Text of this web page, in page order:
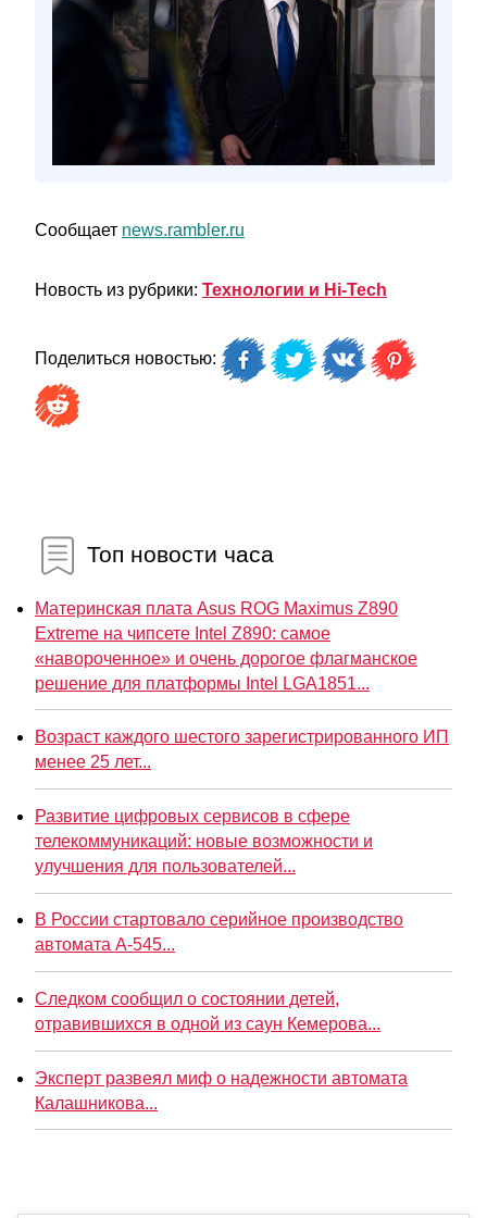
Сообщает news.rambler.ru
Новость из рубрики: Технологии и Hi-Tech
Поделиться новостью:
Топ новости часа
Материнская плата Asus ROG Maximus Z890
Extreme на чипсете Intel Z890: самое
«навороченное» и очень дорогое флагманское
решение для платформы Intel LGA1851...
Возраст каждого шестого зарегистрированного ИП
менее 25 лет...
Развитие цифровых сервисов в сфере
телекоммуникаций: новые возможности и
улучшения для пользователей...
В России стартовало серийное производство
автомата А-545...
Следком сообщил о состоянии детей,
отравившихся в одной из саун Кемерова...
Эксперт развеял миф о надежности автомата
Калашникова...